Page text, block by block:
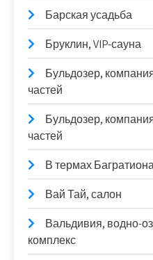
Барская усадьба
Бруклин, VIP-сауна
Бульдозер,
частей
Бульдозер,
частей
В термах
Вай Тай, салон
Вальдивия, водно-
комплекс